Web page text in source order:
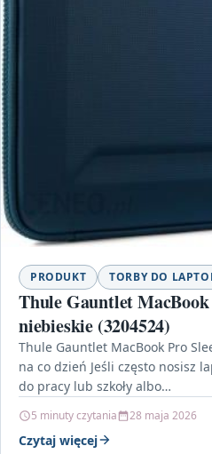
PRODUKT TORBY DO
Thule Gauntlet MacBook
niebieskie (3204524)
Thule Gauntlet MacBook Pro
na co dzień Jeśli często nosisz
do pracy lub szkoły albo…
5 minuty czytania 28 maja 2026
Czytaj więcej